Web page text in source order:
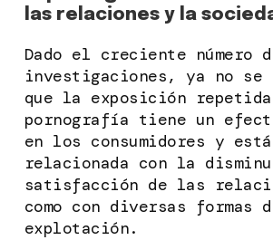
las relaciones y la
Dado el creciente número
investigaciones, ya no se
que la exposición
pornografía tiene un
en los consumidores y está
relacionada con la
satisfacción de las
como con diversas formas
explotación.